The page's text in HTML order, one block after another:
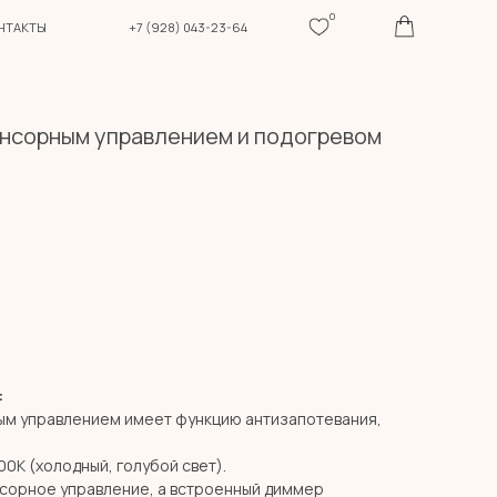
+7 (928) 043-23-64
управлением и подогревом
управлением имеет функцию антизапотевания,
(холодный, голубой свет).
управление, а встроенный диммер